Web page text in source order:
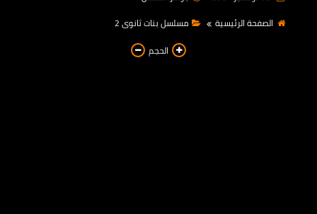
مسلسل انا أم الموسم الثانى
مسلسل بنات ثانوى 2
الصفحة الرئيسية
مسلسل بنات ثانوى 2
الحجم